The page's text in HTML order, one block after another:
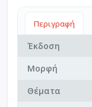
Περιγραφή
Έκδοση
Μορφή
Θέματα